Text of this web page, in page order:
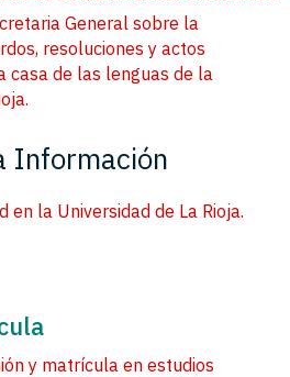
General sobre la
resoluciones y actos
casa de las lenguas de la
Información
en la Universidad de La Rioja.
y matrícula en estudios